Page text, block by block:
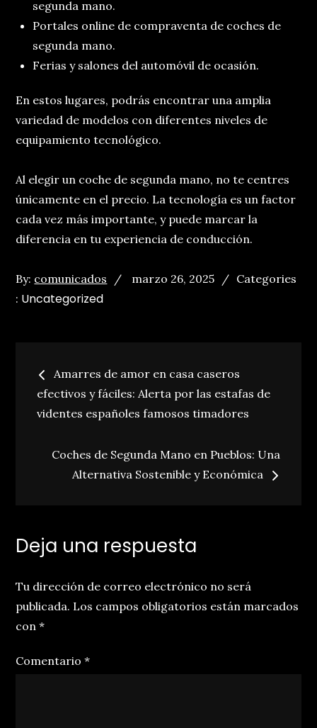
segunda mano.
Portales online de compraventa de coches de
segunda mano.
Ferias y salones del automóvil de ocasión.
En estos lugares, podrás encontrar una amplia
variedad de modelos con diferentes niveles de
equipamiento tecnológico.
Al elegir un coche de segunda mano, no te centres
únicamente en el precio. La tecnología es un factor
cada vez más importante, y puede marcar la
diferencia en tu experiencia de conducción.
By: comunicados
Posted
marzo 26, 2025
Categories
Categories
: Uncategorized
Navegación
de
entradas
Amarres de amor en casa caseros
efectivos y fáciles: Alerta por las estafas de
videntes españoles famosos timadores
Coches de Segunda Mano en Pueblos: Una
Alternativa Sostenible y Económica
Deja una respuesta
Tu dirección de correo electrónico no será
publicada. Los campos obligatorios están marcados
con*
Comentario*